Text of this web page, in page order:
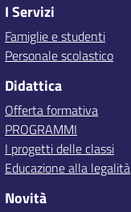
I Servizi
Famiglie e studenti
Personale scolastico
Didattica
Offerta formativa
PROGRAMMI
I progetti delle classi
Educazione alla legalità
Novità